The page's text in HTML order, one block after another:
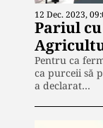
12 Dec. 2023,
Pariul
Pentru ca
ca purceii să
a declarat…